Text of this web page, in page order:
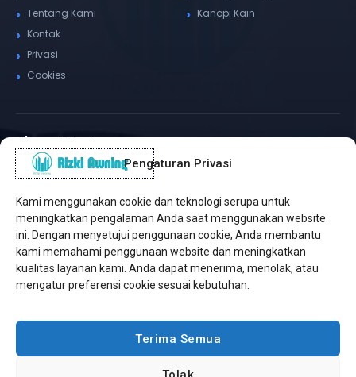
Pengaturan Privasi
Kami menggunakan cookie dan teknologi serupa untuk
meningkatkan pengalaman Anda saat menggunakan website
ini. Dengan menyetujui penggunaan cookie, Anda membantu
kami memahami penggunaan website dan meningkatkan
kualitas layanan kami. Anda dapat menerima, menolak, atau
mengatur preferensi cookie sesuai kebutuhan.
Terima Semua
Tentang Kami
Kontak
Privasi
Cookies
Kanopi Kain
Alamat Kantor
✆ WhatsApp / Telepon
Pusat Sukabumi
Sukamanis, Kadudampit, Sukabumi
Cabang Jakarta
Kembangan, Jakarta Barat
Sektor A3, Tangerang Selatan